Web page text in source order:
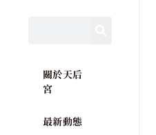
關於天后
宮
最新動態